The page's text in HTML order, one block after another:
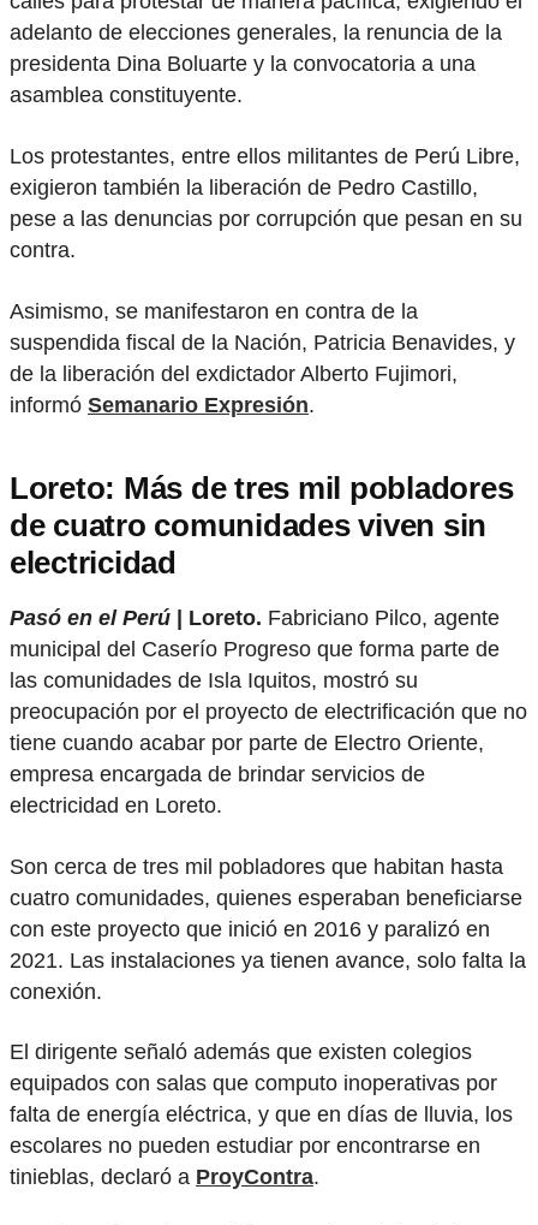
adelanto de elecciones generales, la renuncia de la
presidenta Dina Boluarte y la convocatoria a una
asamblea constituyente.
Los protestantes, entre ellos militantes de Perú Libre,
exigieron también la liberación de Pedro Castillo,
pese a las denuncias por corrupción que pesan en su
contra.
Asimismo, se manifestaron en contra de la
suspendida fiscal de la Nación, Patricia Benavides, y
de la liberación del exdictador Alberto Fujimori,
informó Semanario Expresión.
Loreto: Más de tres mil pobladores
de cuatro comunidades viven sin
electricidad
Pasó en el Perú | Loreto. Fabriciano Pilco, agente
municipal del Caserío Progreso que forma parte de
las comunidades de Isla Iquitos, mostró su
preocupación por el proyecto de electrificación que no
tiene cuando acabar por parte de Electro Oriente,
empresa encargada de brindar servicios de
electricidad en Loreto.
Son cerca de tres mil pobladores que habitan hasta
cuatro comunidades, quienes esperaban beneficiarse
con este proyecto que inició en 2016 y paralizó en
2021. Las instalaciones ya tienen avance, solo falta la
conexión.
El dirigente señaló además que existen colegios
equipados con salas que computo inoperativas por
falta de energía eléctrica, y que en días de lluvia, los
escolares no pueden estudiar por encontrarse en
tinieblas, declaró a ProyContra.